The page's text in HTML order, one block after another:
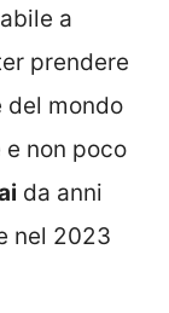
a
prendere
del mondo
non poco
da anni
nel 2023